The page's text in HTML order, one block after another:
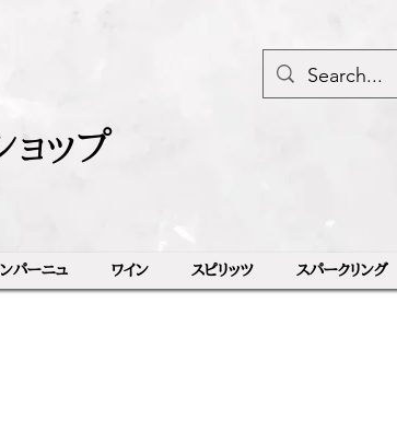
ョップ
パーニュ ワイン スピリッツ スパークリング